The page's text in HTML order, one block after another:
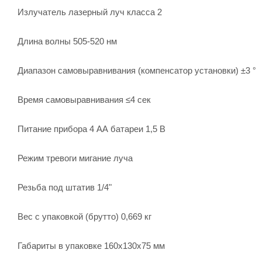
Излучатель лазерный луч класса 2
Длина волны 505-520 нм
Диапазон самовыравнивания (компенсатор установки) ±3 °
Время самовыравнивания ≤4 сек
Питание прибора 4 АА батареи 1,5 В
Режим тревоги мигание луча
Резьба под штатив 1/4"
Вес с упаковкой (брутто) 0,669 кг
Габариты в упаковке 160x130x75 мм